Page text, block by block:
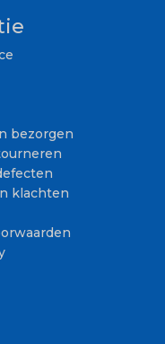
bezorgen
klachten